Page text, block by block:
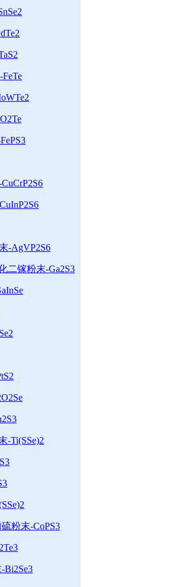
-AgVP2S6
二镓粉末-Ga2S3
-Ti(SSe)2
粉末-CoPS3
Bi2Se3